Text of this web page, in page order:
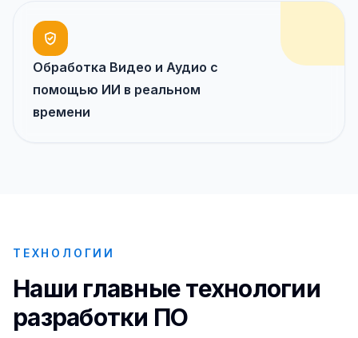
Обработка Видео и Аудио с
помощью ИИ в реальном
времени
ТЕХНОЛОГИИ
Наши главные технологии
разработки ПО